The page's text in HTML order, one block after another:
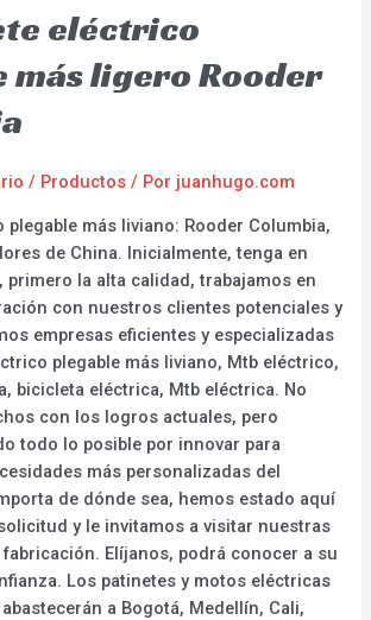
eléctrico
más ligero Rooder
/ Productos / Por juanhugo.com
más liviano: Rooder Columbia,
de China. Inicialmente, tenga en
primero la alta calidad, trabajamos en
con nuestros clientes potenciales y
empresas eficientes y especializadas
plegable más liviano, Mtb eléctrico,
bicicleta eléctrica, Mtb eléctrica. No
con los logros actuales, pero
todo lo posible por innovar para
más personalizadas del
de dónde sea, hemos estado aquí
y le invitamos a visitar nuestras
Elíjanos, podrá conocer a su
Los patinetes y motos eléctricas
a Bogotá, Medellín, Cali,